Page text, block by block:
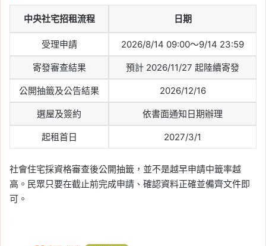
國民年金 5 月入帳時間整
理：生育給付、喪葬給付
等 19 筆款項入帳時間一次
看
Tag:勞動部, 勞工, 國民年金, 津貼, 補
中央社宅招租流程 日期
受理申請 2026/8/14 09:00～9/14 23:59
寄發審查結果 預計 2026/11/27 起陸續寄發
公開抽籤及公告結果 2026/12/16
選屋及簽約 依書面通知日期辦理
起租首日 2027/3/1
社會住宅採資格審查後公開抽籤，並不是越早申請中籤率越
高。民眾只要在截止前完成申請、確認資料正確並備齊文件即
可。